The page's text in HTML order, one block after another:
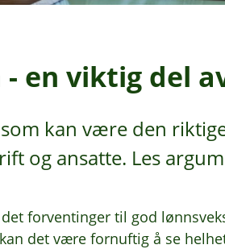
en viktig del
kan være den
og ansatte. Les
forventinger til god
det være fornuftig å se